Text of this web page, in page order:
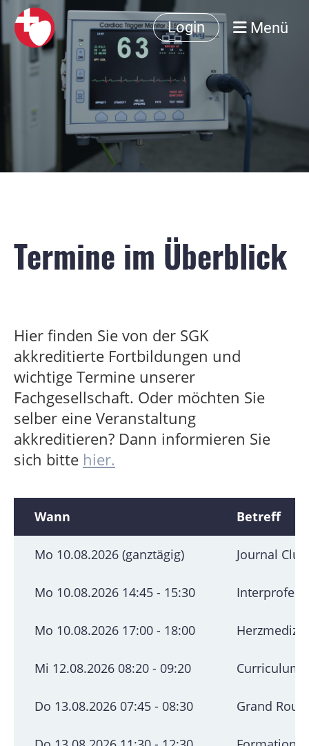
Login Menü
Termine im Überblick
Hier finden Sie von der SGK
akkreditierte Fortbildungen und
wichtige Termine unserer
Fachgesellschaft. Oder möchten Sie
selber eine Veranstaltung
akkreditieren? Dann informieren Sie
sich bitte hier.
Wann Betreff
Mo 10.08.2026 (ganztägig) Journal
Mo 10.08.2026 14:45 - 15:30
Mo 10.08.2026 17:00 - 18:00
Mi 12.08.2026 08:20 - 09:20 Curriculum
Do 13.08.2026 07:45 - 08:30 Grand